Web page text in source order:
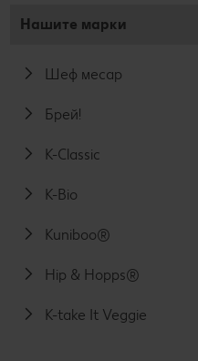
Нашите марки
Шеф месар
Брей!
K-Classic
K-Bio
Kuniboo®
Hip & Hopps®
K-take It Veggie